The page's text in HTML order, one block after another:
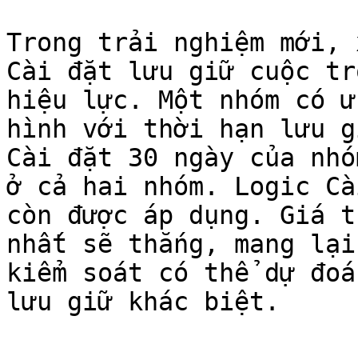
Trong trải nghiệm mới,
Cài đặt lưu giữ cuộc
hiệu lực. Một nhóm có
hình với thời hạn lưu
Cài đặt 30 ngày của
ở cả hai nhóm. Logic
còn được áp dụng. Giá
nhất sẽ thắng, mang
kiểm soát có thể dự
lưu giữ khác biệt.